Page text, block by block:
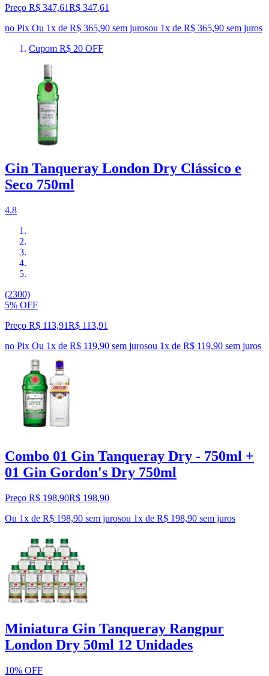
Preço R$ 347,61R$ 347,61
no Pix Ou 1x de R$ 365,90 sem jurosou 1x de R$ 365,90 sem juros
Cupom R$ 20 OFF
Gin Tanqueray London Dry Clássico e
Seco 750ml
4.8
(2300)
5% OFF
Preço R$ 113,91R$ 113,91
no Pix Ou 1x de R$ 119,90 sem jurosou 1x de R$ 119,90 sem juros
Combo 01 Gin Tanqueray Dry - 750ml +
01 Gin Gordon's Dry 750ml
Preço R$ 198,90R$ 198,90
Ou 1x de R$ 198,90 sem jurosou 1x de R$ 198,90 sem juros
Miniatura Gin Tanqueray Rangpur
London Dry 50ml 12 Unidades
10% OFF